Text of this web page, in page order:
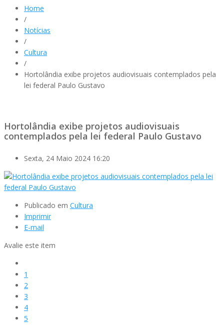
Home
/
Notícias
/
Cultura
/
Hortolândia exibe projetos audiovisuais contemplados pela
lei federal Paulo Gustavo
Hortolândia exibe projetos audiovisuais
contemplados pela lei federal Paulo Gustavo
Sexta, 24 Maio 2024 16:20
Publicado em Cultura
Imprimir
E-mail
Avalie este item
1
2
3
4
5